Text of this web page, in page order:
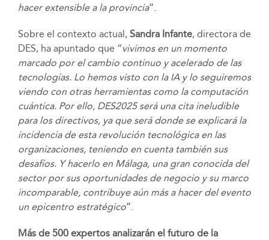
hacer extensible a la provincia”.
Sobre el contexto actual, Sandra Infante, directora de
DES, ha apuntado que “vivimos en un momento
marcado por el cambio continuo y acelerado de las
tecnologías. Lo hemos visto con la IA y lo seguiremos
viendo con otras herramientas como la computación
cuántica. Por ello, DES2025 será una cita ineludible
para los directivos, ya que será donde se explicará la
incidencia de esta revolución tecnológica en las
organizaciones, teniendo en cuenta también sus
desafíos. Y hacerlo en Málaga, una gran conocida del
sector por sus oportunidades de negocio y su marco
incomparable, contribuye aún más a hacer del evento
un epicentro estratégico”.
Más de 500 expertos analizarán el futuro de la